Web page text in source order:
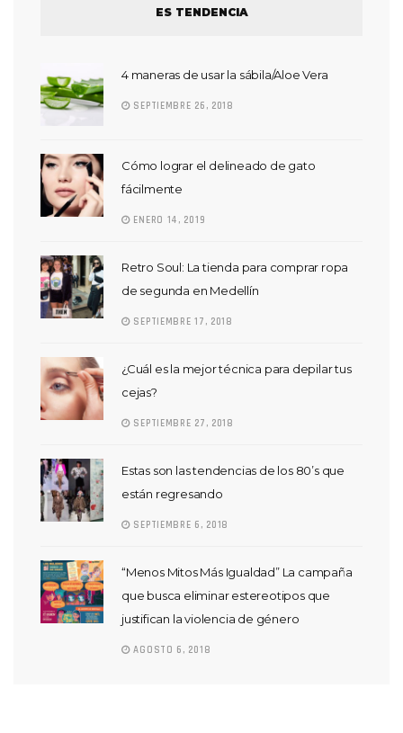
ES TENDENCIA
4 maneras de usar la sábila/Aloe Vera
SEPTIEMBRE 26, 2018
Cómo lograr el delineado de gato
fácilmente
ENERO 14, 2019
Retro Soul: La tienda para comprar ropa
de segunda en Medellín
SEPTIEMBRE 17, 2018
¿Cuál es la mejor técnica para depilar tus
cejas?
SEPTIEMBRE 27, 2018
Estas son las tendencias de los 80’s que
están regresando
SEPTIEMBRE 6, 2018
“Menos Mitos Más Igualdad” La campaña
que busca eliminar estereotipos que
justifican la violencia de género
AGOSTO 6, 2018